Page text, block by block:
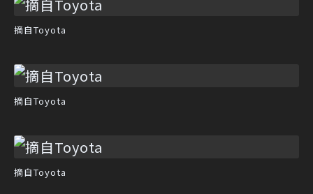
摘自Toyota
摘自Toyota
摘自Toyota